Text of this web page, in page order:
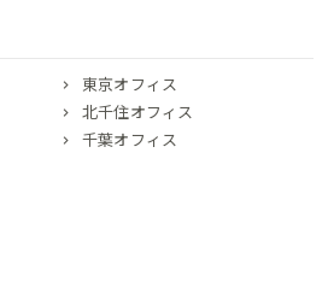
東京オフィス
北千住オフィス
千葉オフィス